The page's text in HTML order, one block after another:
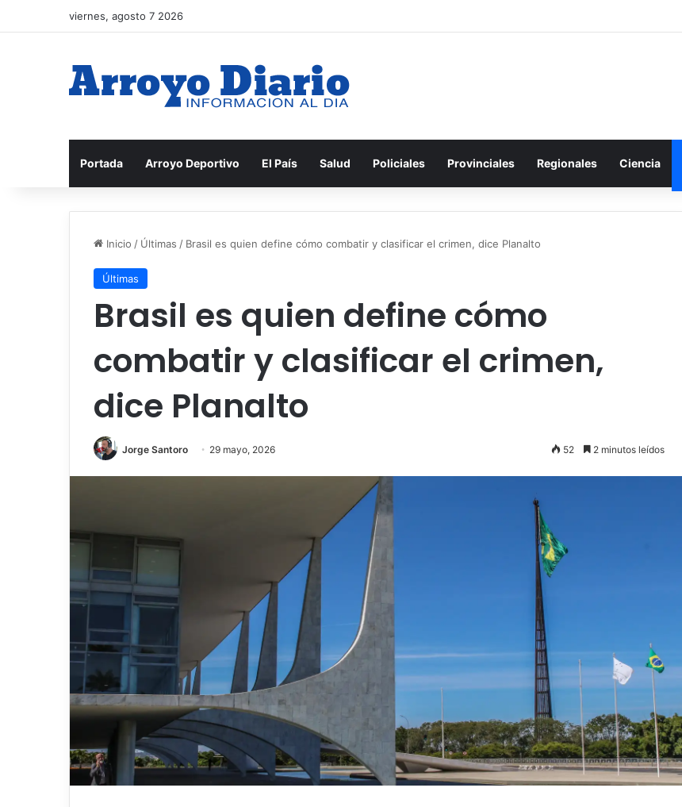
viernes, agosto 7 2026
Portada Arroyo Deportivo El País Salud Policiales Provinciales Regionales Ciencia
Inicio / Últimas / Brasil es quien define cómo combatir y clasificar el crimen, dice Planalto
Últimas
Brasil es quien define cómo
combatir y clasificar el crimen,
dice Planalto
Jorge Santoro 29 mayo, 2026 52 2 minutos leídos